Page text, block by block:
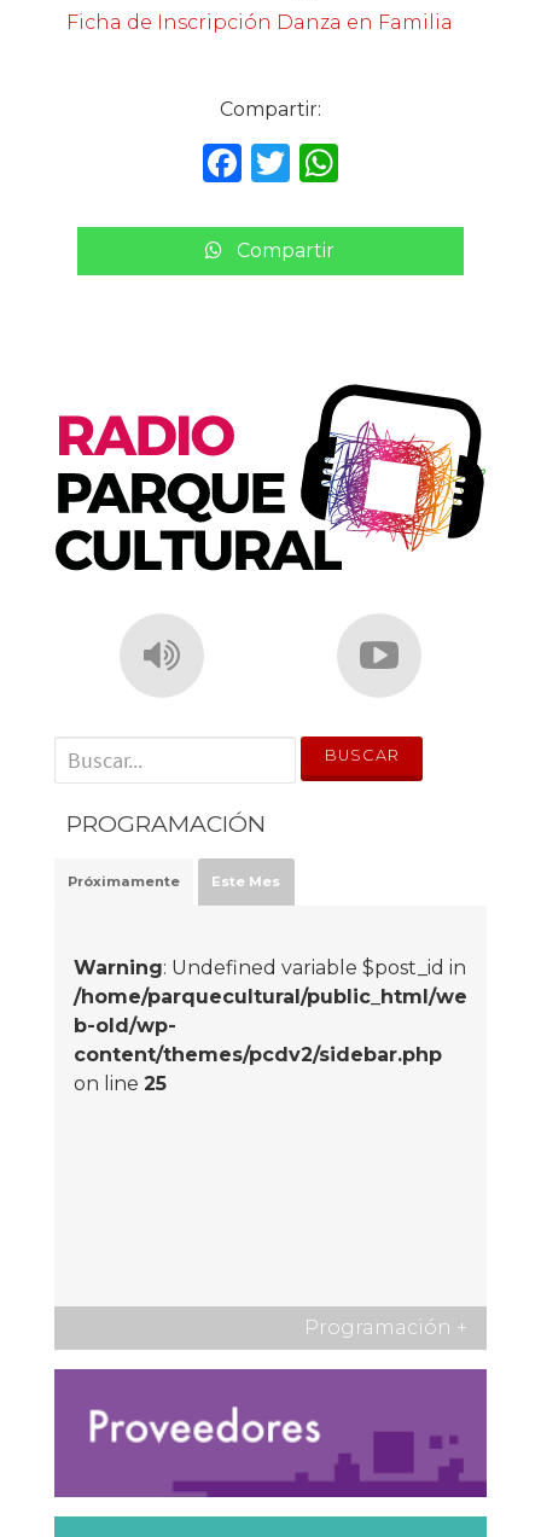
Ficha de Inscripción Danza en Familia
Compartir:
F
c
e
T
it
te
W
a
ts
p
Compartir
' . __('Search for:') . '
PROGRAMACIÓN
Próximamente Este Mes
Warning: Undefined variable $post_id in
/home/parquecultural/public_html/we
b-old/wp-
content/themes/pcdv2/sidebar.php
on line 25
Programación +